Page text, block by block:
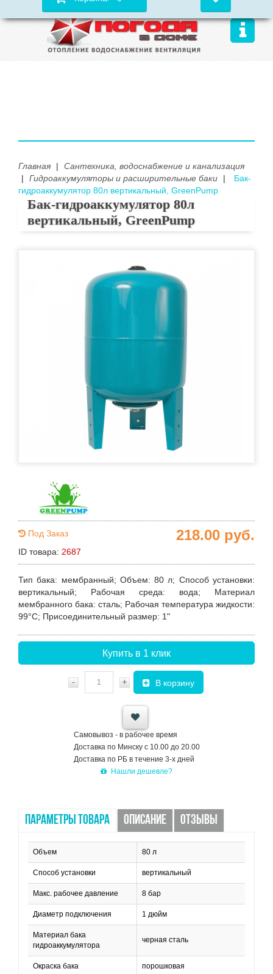
Главная |
Сантехника, водоснабжение и канализация
|
Гидроаккумуляторы и расширительные баки |
Бак-
гидроаккумулятор 80л вертикальный, GreenPump
Бак-гидроаккумулятор 80л
вертикальный, GreenPump
Под Заказ
ID товара: 2687
218.00 руб.
Тип бака: мембранный; Объем: 80 л; Способ установки:
вертикальный; Рабочая среда: вода; Материал
мембранного бака: сталь; Рабочая температура жидкости:
99°C; Присоединительный размер: 1"
Купить в 1 клик
- + В корзину
Самовывоз - в рабочее время
Доставка по Минску с 10.00 до 20.00
Доставка по РБ в течение 3-х дней
Нашли дешевле?
ПАРАМЕТРЫ ТОВАРА ОПИСАНИЕ ОТЗЫВЫ
Объем 80 л
Способ установки вертикальный
Макс. рабочее давление 8 бар
Диаметр подключения 1 дюйм
Материал бака
гидроаккумулятора
черная сталь
Окраска бака порошковая